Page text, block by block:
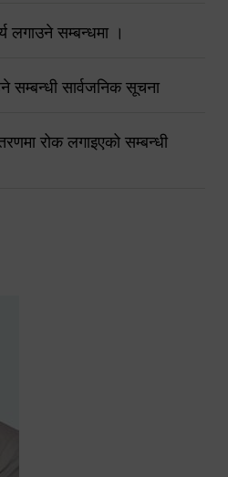
लगाउने सम्बन्धमा ।
सम्बन्धी सार्वजनिक सूचना
रोक लगाइएको सम्बन्धी